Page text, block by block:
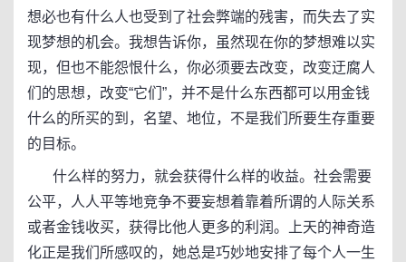
想必也有什么人也受到了社会弊端的残害，而失去了实
现梦想的机会。我想告诉你，虽然现在你的梦想难以实
现，但也不能怨恨什么，你必须要去改变，改变迂腐人
们的思想，改变“它们”，并不是什么东西都可以用金钱
什么的所买的到，名望、地位，不是我们所要生存重要
的目标。
什么样的努力，就会获得什么样的收益。社会需要
公平，人人平等地竞争不要妄想着靠着所谓的人际关系
或者金钱收买，获得比他人更多的利润。上天的神奇造
化正是我们所感叹的，她总是巧妙地安排了每个人一生